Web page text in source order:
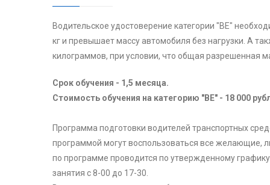
Водительское удостоверение категории "ВЕ"
кг и превышает массу автомобиля без нагрузки. А
килограммов, при условии, что общая разрешенная
Срок обучения - 1,5 месяца.
Стоимость обучения на категорию "ВЕ" - 18 000
Программа подготовки водителей транспортных
программой могут воспользоваться все желающие,
по программе проводится по утвержденному
занятия с 8-00 до 17-30.